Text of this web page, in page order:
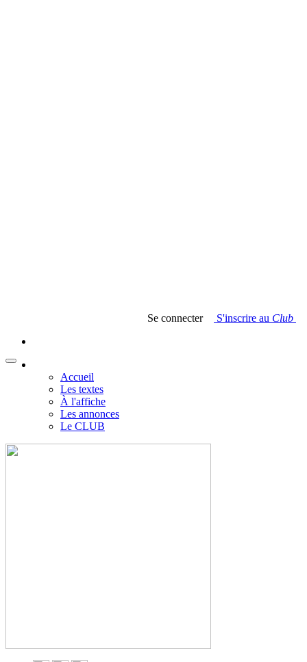
Se connecter S'inscrire au Club
Accueil
Les textes
À l'affiche
Les annonces
Le CLUB